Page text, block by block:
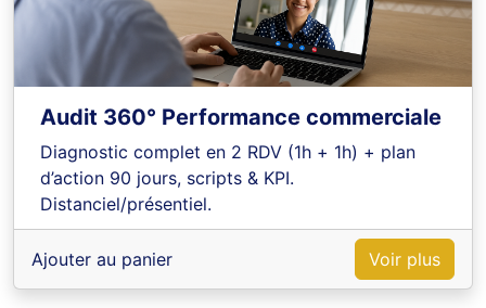
Audit 360° Performance commerciale
Diagnostic complet en 2 RDV (1h + 1h) + plan
d’action 90 jours, scripts & KPI.
Distanciel/présentiel.
Ajouter au panier Voir plus